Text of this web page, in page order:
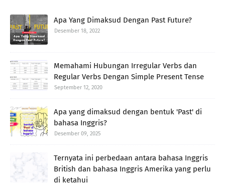
Apa Yang Dimaksud Dengan Past Future?
Desember 18, 2022
Memahami Hubungan Irregular Verbs dan
Regular Verbs Dengan Simple Present Tense
September 12, 2020
Apa yang dimaksud dengan bentuk 'Past' di
bahasa Inggris?
Desember 09, 2025
Ternyata ini perbedaan antara bahasa Inggris
British dan bahasa Inggris Amerika yang perlu
di ketahui